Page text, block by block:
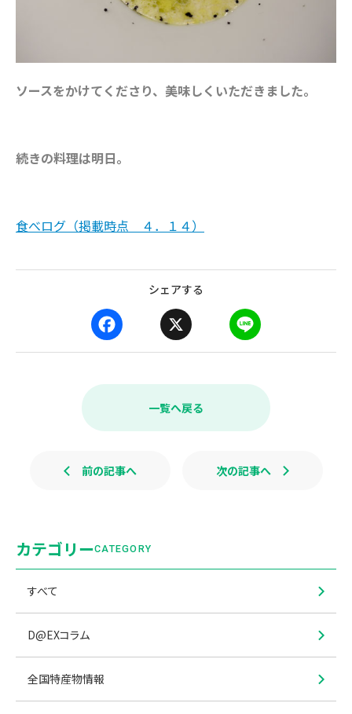
ソースをかけてくださり、美味しくいただきました。
続きの料理は明日。
食べログ（掲載時点 ４．１４）
シェアする
a
e
k
i
e
一覧へ戻る
前の記事へ 次の記事へ
カテゴリーCATEGORY
すべて
D@EXコラム
全国特産物情報